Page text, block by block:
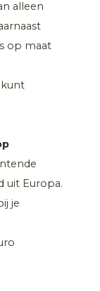
alleen
op maat
uit Europa.
je